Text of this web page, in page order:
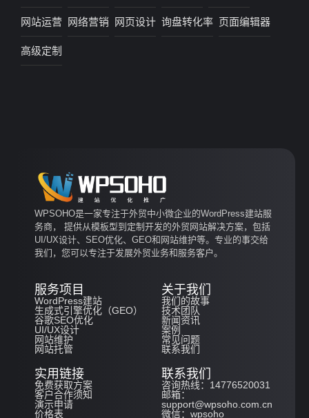
网站运营 网络营销 网页设计 询盘转化率 页面编辑器
高级定制
WPSOHO是一家专注于外贸中小微企业的WordPress建站服
务商， 提供从模板型到定制开发的外贸网站解决方案，包括
UI/UX设计、SEO优化、GEO和网站维护等。专业的事交给
我们，您可以专注于发展外贸业务和服务客户。
服务项目
WordPress建站
生成式引擎优化（GEO）
谷歌SEO优化
UI/UX设计
网站维护
网站托管
关于我们
我们的故事
技术团队
新闻资讯
案例
常见问题
联系我们
实用链接
免费获取方案
客户合作须知
演示申请
价格表
联系我们
咨询热线：14776520031
邮箱：
support@wpsoho.com.cn
微信：wpsoho